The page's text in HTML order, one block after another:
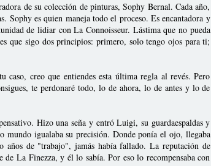
de su colección de pinturas, Sophy Bernal. Cada año,
Sophy es quien maneja todo el proceso. Es encantadora y
de lidiar con La Connoisseur. Lástima que no pueda
que sigo dos principios: primero, solo tengo ojos para ti;
creo que entiendes esta última regla al revés. Pero
te perdonaré todo, lo de ahora, lo de antes y lo de
Hizo una seña y entró Luigi, su guardaespaldas y
mundo igualaba su precisión. Donde ponía el ojo, llegaba
de "trabajo", jamás había fallado. La reputación de
La Finezza, y él lo sabía. Por eso lo recompensaba con